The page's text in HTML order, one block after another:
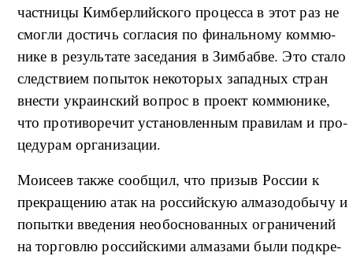
част­ни­цы Ки­м­бер­лий­ско­го про­цес­са в этот раз не
смо­г­ли до­стичь со­гла­сия по фи­наль­но­му ко­м­мю­
ни­ке в ре­зуль­та­те за­се­да­ния в Зи­м­ба­б­ве. Это ста­ло
след­стви­ем по­пы­ток не­ко­то­рых за­па­д­ных стран
вне­сти укра­ин­ский во­прос в про­ект ко­м­мю­ни­ке,
что про­ти­во­ре­чит уста­но­в­лен­ным пра­ви­лам и про­
це­ду­рам ор­га­ни­за­ции.
Мо­и­се­ев та­к­же со­об­щил, что при­зыв Рос­сии к
пре­кра­ще­нию атак на рос­сий­скую ал­ма­зо­до­бы­чу и
по­пы­т­ки вве­де­ния не­о­бос­но­ван­ных огра­ни­че­ний
на тор­го­в­лю рос­сий­ски­ми ал­ма­за­ми бы­ли под­кре­